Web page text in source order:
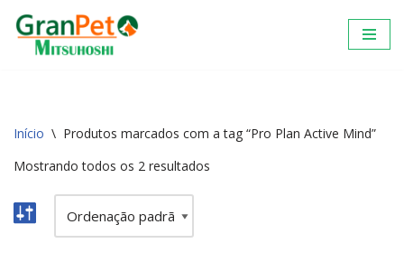
Pular
Início \ Produtos marcados com a tag “Pro Plan Active Mind”
Mostrando todos os 2 resultados